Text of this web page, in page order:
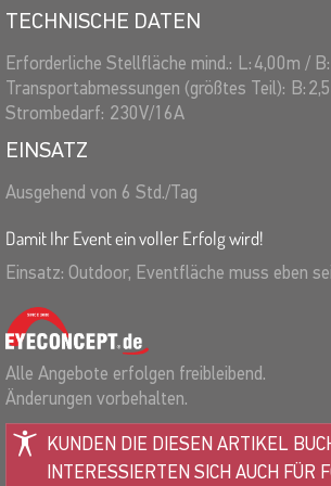
TECHNISCHE DATEN
Erforderliche Stellfläche mind.: L:4,00m / B:
Transportabmessungen (größtes Teil): B:
Strombedarf: 230V/16A
EINSATZ
Ausgehend von 6 Std./Tag
Damit Ihr Event ein voller Erfolg wird!
Einsatz: Outdoor, Eventfläche muss eben
Alle Angebote erfolgen freibleibend.
Änderungen vorbehalten.
KUNDEN DIE DIESEN ARTIKEL
INTERESSIERTEN SICH AUCH FÜR